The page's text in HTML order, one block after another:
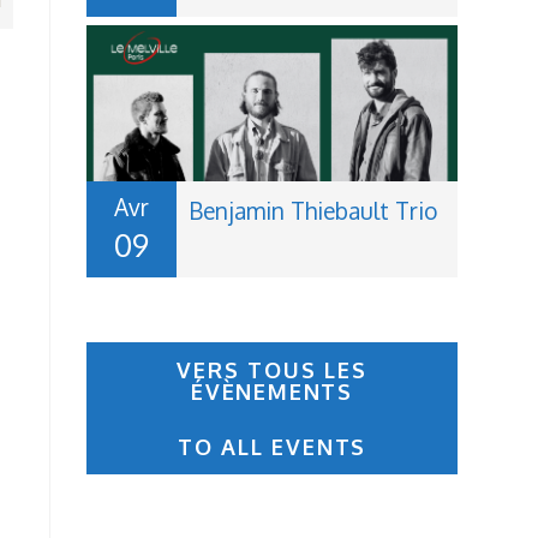
Avr
09
Benjamin Thiebault Trio
VERS TOUS LES
ÉVÈNEMENTS
TO ALL EVENTS